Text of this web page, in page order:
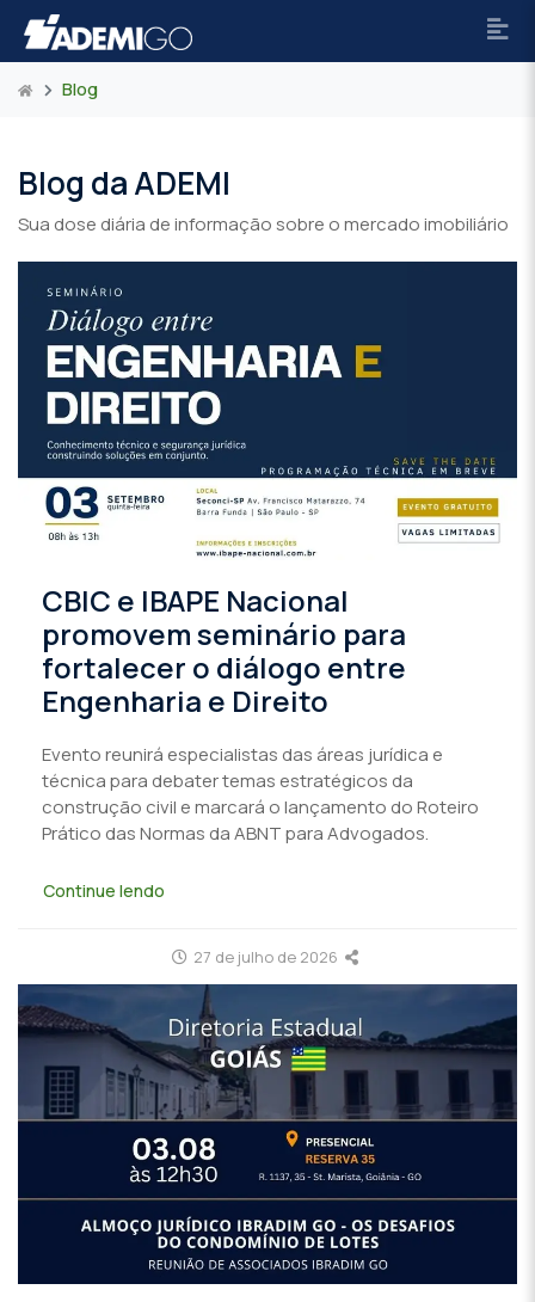
Blog
Blog da ADEMI
Sua dose diária de informação sobre o mercado imobiliário
CBIC e IBAPE Nacional
promovem seminário para
fortalecer o diálogo entre
Engenharia e Direito
Evento reunirá especialistas das áreas jurídica e
técnica para debater temas estratégicos da
construção civil e marcará o lançamento do Roteiro
Prático das Normas da ABNT para Advogados.
Continue lendo
27 de julho de 2026